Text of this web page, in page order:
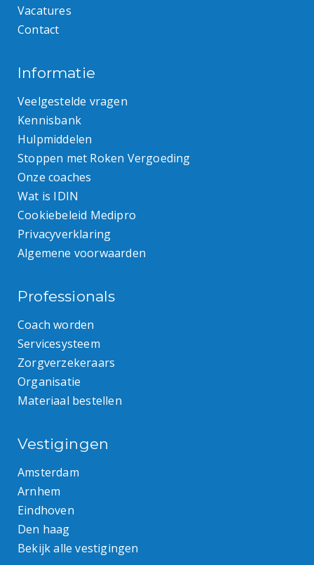
Vacatures
Contact
Informatie
Veelgestelde vragen
Kennisbank
Hulpmiddelen
Stoppen met Roken Vergoeding
Onze coaches
Wat is IDIN
Cookiebeleid Medipro
Privacyverklaring
Algemene voorwaarden
Professionals
Coach worden
Servicesysteem
Zorgverzekeraars
Organisatie
Materiaal bestellen
Vestigingen
Amsterdam
Arnhem
Eindhoven
Den haag
Bekijk alle vestigingen